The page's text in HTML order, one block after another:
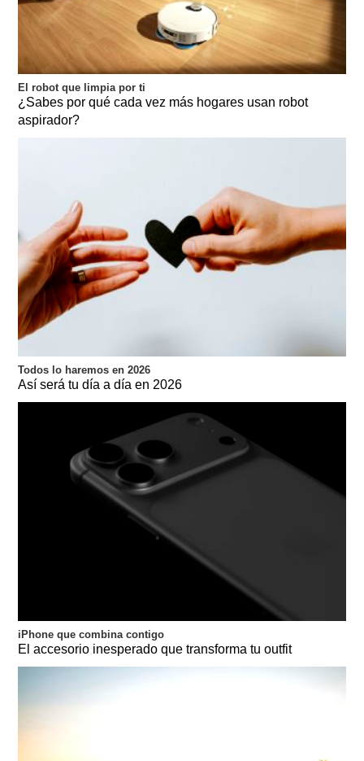
El robot que limpia por ti
¿Sabes por qué cada vez más hogares usan robot
aspirador?
Todos lo haremos en 2026
Así será tu día a día en 2026
iPhone que combina contigo
El accesorio inesperado que transforma tu outfit